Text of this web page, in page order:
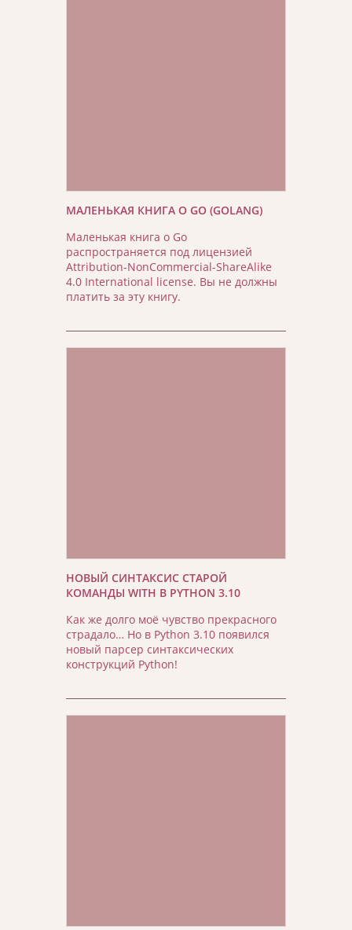
МАЛЕНЬКАЯ КНИГА О GO (GOLANG)
Маленькая книга о Go
распространяется под лицензией
Attribution-NonCommercial-ShareAlike
4.0 International license. Вы не должны
платить за эту книгу.
НОВЫЙ СИНТАКСИС СТАРОЙ
КОМАНДЫ WITH В PYTHON 3.10
Как же долго моё чувство прекрасного
страдало… Но в Python 3.10 появился
новый парсер синтаксических
конструкций Python!